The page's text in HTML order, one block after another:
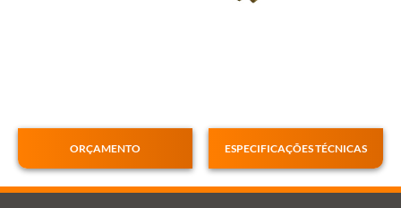
ORÇAMENTO ESPECIFICAÇÕES TÉCNICAS